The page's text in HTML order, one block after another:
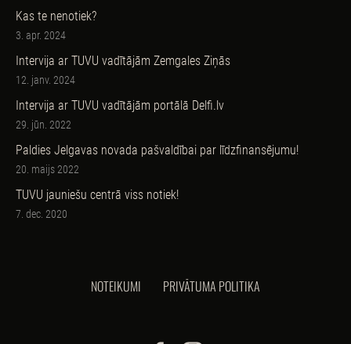
Kas te nenotiek?
3. apr. 2024
Intervija ar TUVU vadītājām Zemgales Ziņās
12. janv. 2024
Intervija ar TUVU vadītājām portālā Delfi.lv
29. jūn. 2022
Paldies Jelgavas novada pašvaldībai par līdzfinansējumu!
20. maijs 2022
TUVU jauniešu centrā viss notiek!
7. dec. 2020
NOTEIKUMI PRIVĀTUMA POLITIKA